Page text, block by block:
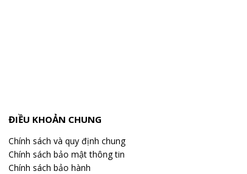
ĐIỀU KHOẢN CHUNG
Chính sách và quy định chung
Chính sách bảo mật thông tin
Chính sách bảo hành